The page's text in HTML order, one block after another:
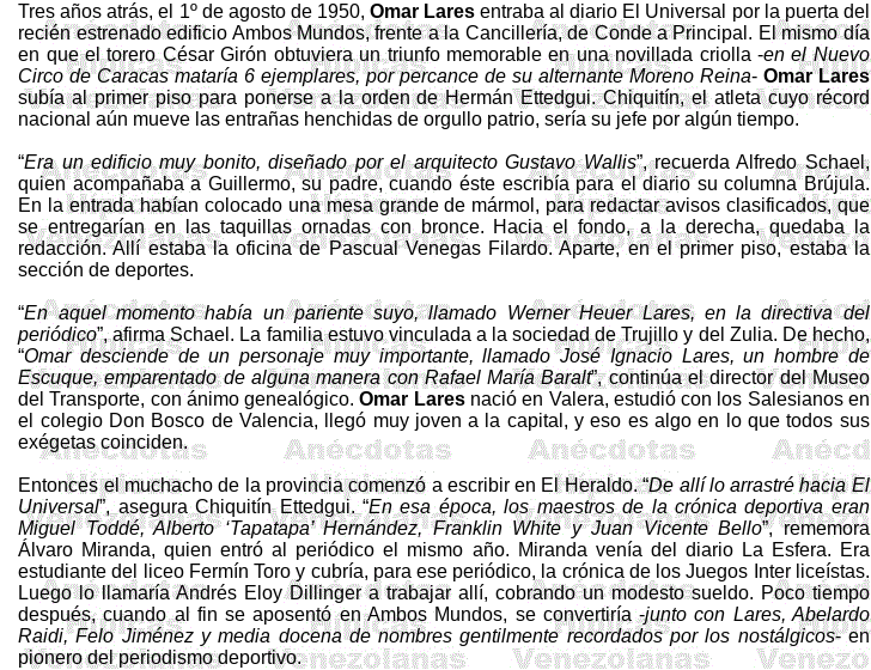
Tres años atrás, el 1º de agosto de 1950, Omar Lares entraba al diario El Universal por la puerta del
recién estrenado edificio Ambos Mundos, frente a la Cancillería, de Conde a Principal. El mismo día
en que el torero César Girón obtuviera un triunfo memorable en una novillada criolla -en el Nuevo
Circo de Caracas mataría 6 ejemplares, por percance de su alternante Moreno Reina- Omar Lares
subía al primer piso para ponerse a la orden deHermán Ettedgui. Chiquitín, el atleta cuyo récord
nacional aún mueve las entrañas henchidas de orgullo patrio, sería su jefe por algún tiempo.
“Era un edificio muy bonito, diseñado por el arquitecto Gustavo Wallis”, recuerda AlfredoSchael,
quien acompañaba a Guillermo, su padre, cuando éste escribía para el diario su columna Brújula.
En la entrada habían colocado una mesa grande de mármol, para redactar avisos clasificados, que
se entregarían en las taquillas ornadas con bronce. Hacia el fondo, a la derecha, quedaba la
redacción. Allí estaba la oficina de Pascual Venegas Filardo. Aparte, en el primer piso, estaba la
sección de deportes.
“En aquel momento había un pariente suyo, llamado WernerHeuerLares, en la directiva del
periódico”, afirmaSchael . La familia estuvo vinculada a la sociedad de Trujillo y del Zulia. De hecho,
“Omar desciende de un personaje muy importante, llamado José Ignacio Lares, un hombre de
Escuque, emparentado de alguna manera con Rafael MaríaBaralt”, continúa el director del Museo
del Transporte, con ánimo genealógico.Omar Laresnació en Valera, estudió con los Salesianos en
el colegio Don Bosco de Valencia, llegó muy joven a la capital, y eso es algo en lo que todos sus
exégetas coinciden.
Entonces el muchacho de la provincia comenzó a escribir en El Heraldo. “De allí lo arrastré hacia El
Universal”, asegura ChiquitínEttedgui. “En esa época, los maestros de la crónica deportiva eran
MiguelToddé, Alberto ‘Tapatapa’ Hernández, Franklin White y Juan Vicente Bello”, rememora
Álvaro Miranda, quien entró al periódico el mismo año. Miranda venía del diario La Esfera. Era
estudiante del liceo Fermín Toro y cubría, para ese periódico, la crónica de los Juegos Inter liceístas.
Luego lo llamaría Andrés EloyDillingera trabajar allí, cobrando un modesto sueldo. Poco tiempo
después, cuando al fin se aposentó en Ambos Mundos, se convertiría -junto con Lares, Abelardo
Raidi,FeloJiménez y media docena de nombres gentilmente recordados por los nostálgicos- en
pionero del periodismo deportivo.